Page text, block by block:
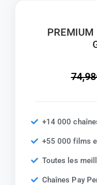
+14 000
+55 000 films
Toutes les
Chaînes Pay